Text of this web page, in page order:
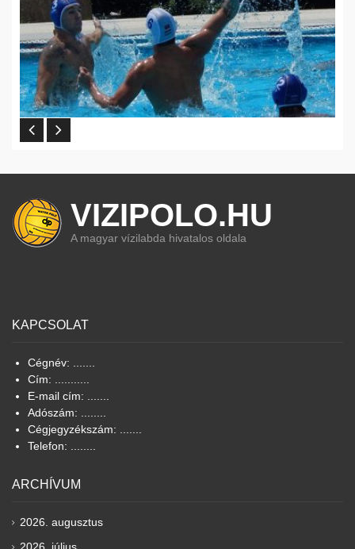
VIZIPOLO.HU
A magyar vízilabda hivatalos oldala
KAPCSOLAT
Cégnév: .......
Cím: ...........
E-mail cím: .......
Adószám: ........
Cégjegyzékszám: .......
Telefon: ........
ARCHÍVUM
2026. augusztus
2026. július